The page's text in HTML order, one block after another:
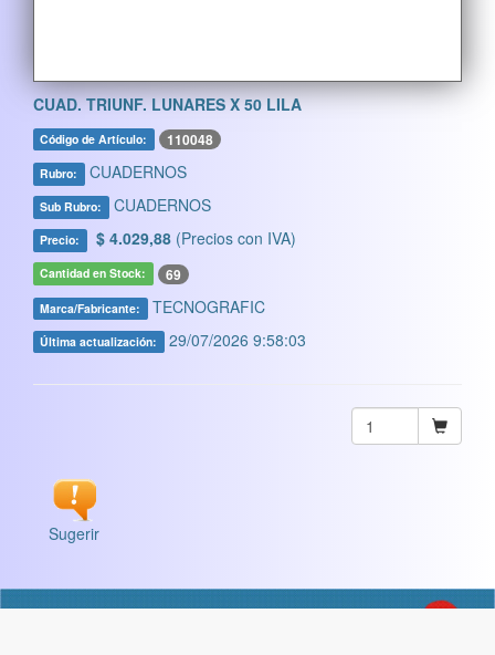
CUAD. TRIUNF. LUNARES X 50 LILA
Código de Artículo: 110048
Rubro: CUADERNOS
Sub Rubro: CUADERNOS
Precio: $ 4.029,88 (Precios con IVA)
Cantidad en Stock: 69
Marca/Fabricante: TECNOGRAFIC
Última actualización: 29/07/2026 9:58:03
Sugerir